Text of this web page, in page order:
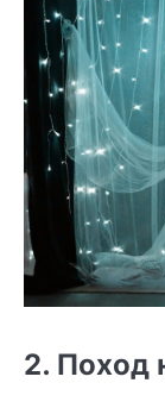
2. Поход